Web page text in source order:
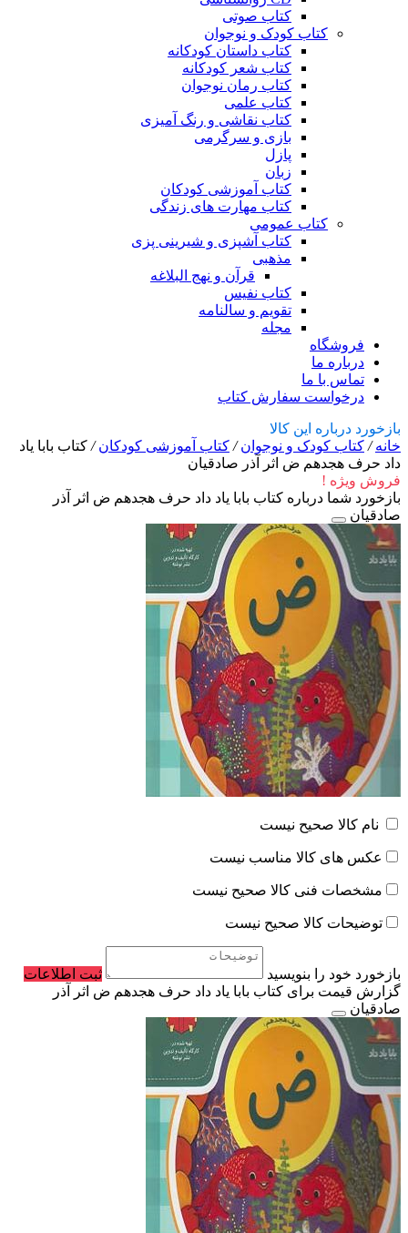
کتاب صوتی
کتاب کودک و نوجوان
کتاب داستان کودکانه
کتاب شعر کودکانه
کتاب رمان نوجوان
کتاب علمی
کتاب نقاشی و رنگ آمیزی
بازی و سرگرمی
پازل
زبان
کتاب آموزشی کودکان
کتاب مهارت های زندگی
کتاب عمومی
کتاب آشپزی و شیرینی پزی
مذهبی
قرآن و نهج البلاغه
کتاب نفیس
تقویم و سالنامه
مجله
فروشگاه
درباره ما
تماس با ما
درخواست سفارش کتاب
بازخورد درباره این کالا
خانه/ کتاب کودک و نوجوان/ کتاب آموزشی کودکان/ کتاب بابا یاد
داد حرف هجدهم ض اثر آذر صادقیان
فروش ویژه !
بازخورد شما درباره کتاب بابا یاد داد حرف هجدهم ض اثر آذر
صادقیان
نام کالا صحیح نیست
عکس های کالا مناسب نیست
مشخصات فنی کالا صحیح نیست
توضیحات کالا صحیح نیست
بازخورد خود را بنویسید
ثبت اطلاعات
گزارش قیمت برای کتاب بابا یاد داد حرف هجدهم ض اثر آذر
صادقیان